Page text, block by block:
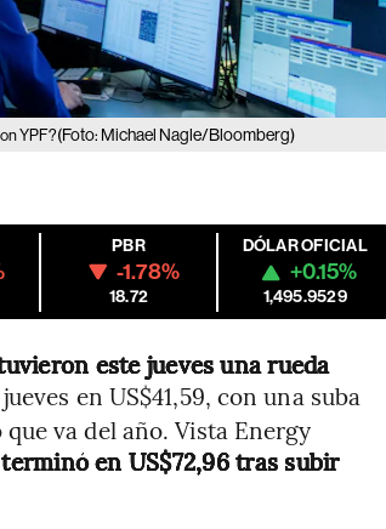
YPF?(Foto: Michael Nagle/Bloomberg)
PBR
-1.78%
18.72
DÓLAR OFICIAL
+0.15%
1,495.9529
este jueves una rueda
en US$41,59, con una suba
va del año. Vista Energy
terminó en US$72,96 tras subir